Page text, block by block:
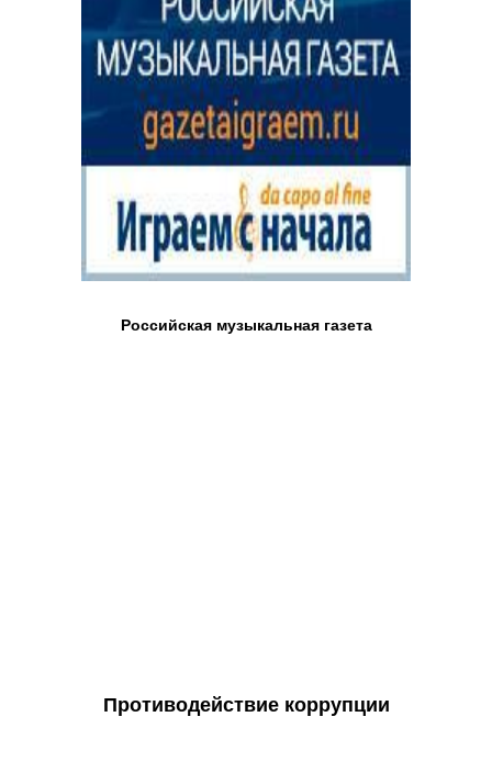
Российская музыкальная газета
Противодействие коррупции